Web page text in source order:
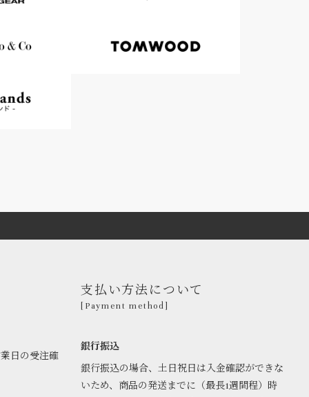
日の受注確
支払い方法について
[Payment method]
銀行振込
銀行振込の場合、土日祝日は入金確認ができな
いため、商品の発送までに（最長1週間程）時